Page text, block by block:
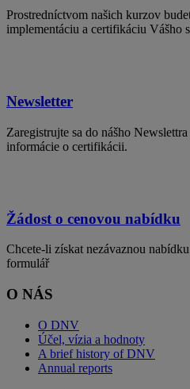
Prostredníctvom našich kurzov
implementáciu a certifikáciu Vášho
Newsletter
Zaregistrujte sa do nášho
informácie o certifikácii.
Žádost o cenovou nabídku
Chcete-li získat nezávaznou
formulář
O NÁS
O DNV
Účel, vízia a hodnoty
A brief history of DNV
Annual reports